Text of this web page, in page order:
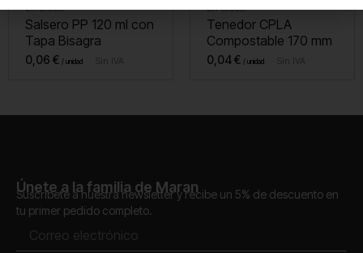
En stock
Salsero PP 120 ml con
Tapa Bisagra
0,06 € Sin IVA
En stock
Tenedor CPLA
Compostable 170 mm
0,04€ Sin IVA
Únete a la familia de Maran
Suscríbete a nuestra newsletter y recibe un 5% de descuento en
tu primer pedido completo.
electrónico